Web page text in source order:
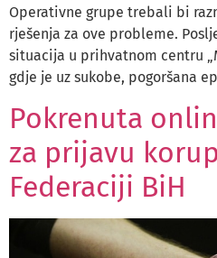
Operativne grupe trebali bi
rješenja za ove probleme.
situacija u prihvatnom centru
gdje je uz sukobe, pogoršana
Pokrenuta
za prijavu
Federaciji BiH